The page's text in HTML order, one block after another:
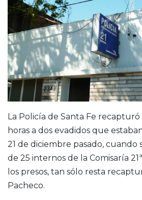
La Policía de Santa Fe
horas a dos evadidos que
21 de diciembre pasado,
de 25 internos de la Comisaría
los presos, tan sólo resta
Pacheco.